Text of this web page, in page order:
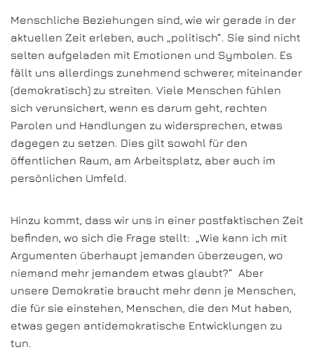
Menschliche Beziehungen sind, wie wir gerade in der
aktuellen Zeit erleben, auch „politisch“. Sie sind nicht
selten aufgeladen mit Emotionen und Symbolen. Es
fällt uns allerdings zunehmend schwerer, miteinander
(demokratisch) zu streiten. Viele Menschen fühlen
sich verunsichert, wenn es darum geht, rechten
Parolen und Handlungen zu widersprechen, etwas
dagegen zu setzen. Dies gilt sowohl für den
öffentlichen Raum, am Arbeitsplatz, aber auch im
persönlichen Umfeld.
Hinzu kommt, dass wir uns in einer postfaktischen Zeit
befinden, wo sich die Frage stellt: „Wie kann ich mit
Argumenten überhaupt jemanden überzeugen, wo
niemand mehr jemandem etwas glaubt?“ Aber
unsere Demokratie braucht mehr denn je Menschen,
die für sie einstehen, Menschen, die den Mut haben,
etwas gegen antidemokratische Entwicklungen zu
tun.